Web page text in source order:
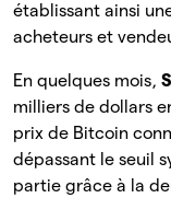
établissant ainsi
acheteurs et
En quelques mois,
milliers de dollars
prix de Bitcoin
dépassant le seuil
partie grâce à la